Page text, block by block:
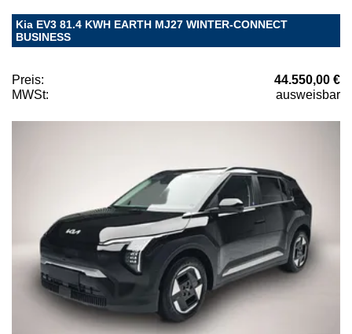
Kia EV3 81.4 KWH EARTH MJ27 WINTER-CONNECT
BUSINESS
Preis:
44.550,00 €
MWSt:
ausweisbar